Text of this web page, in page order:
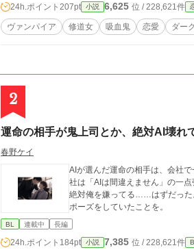
24h.ポイント 207pt 小説 6,625 位 / 228,621件
ヴァンパイア 修道女 吸血鬼 恋愛 ダー
2
運命の相手が鬼上司とか、絶対AI壊れ
春野ケイ
AIが選んだ運命の相手は、会社で一番怖い鬼上司だった。 「絶対
社は「AIは間違えません」の一
絶対俺を嫌ってる……はずだった。 ――読者だけが知っている。 鬼上司は、AIの診断結果を見た夜、一人で
ポーズをしていたことを。
BL 連載中 長編
24h.ポイント 184pt 小説 7,385 位 / 228,621件